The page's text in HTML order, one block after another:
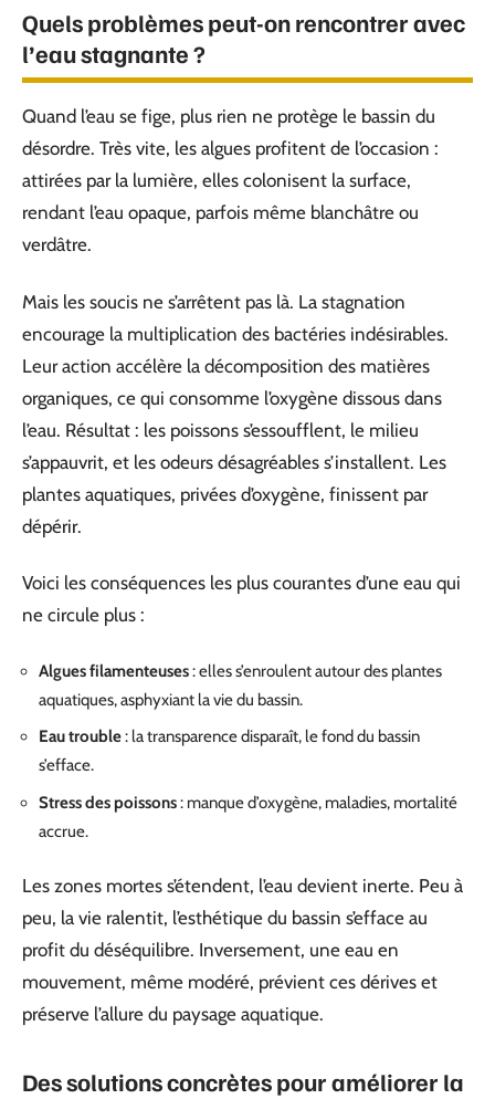
Quels problèmes peut-on rencontrer avec
l’eau stagnante ?
Quand l’eau se fige, plus rien ne protège le bassin du
désordre. Très vite, les algues profitent de l’occasion :
attirées par la lumière, elles colonisent la surface,
rendant l’eau opaque, parfois même blanchâtre ou
verdâtre.
Mais les soucis ne s’arrêtent pas là. La stagnation
encourage la multiplication des bactéries indésirables.
Leur action accélère la décomposition des matières
organiques, ce qui consomme l’oxygène dissous dans
l’eau. Résultat : les poissons s’essoufflent, le milieu
s’appauvrit, et les odeurs désagréables s’installent. Les
plantes aquatiques, privées d’oxygène, finissent par
dépérir.
Voici les conséquences les plus courantes d’une eau qui
ne circule plus :
Algues filamenteuses: elles s’enroulent autour des plantes
aquatiques, asphyxiant la vie du bassin.
Eau trouble: la transparence disparaît, le fond du bassin
s’efface.
Stress des poissons: manque d’oxygène, maladies, mortalité
accrue.
Les zones mortes s’étendent, l’eau devient inerte. Peu à
peu, la vie ralentit, l’esthétique du bassin s’efface au
profit du déséquilibre. Inversement, une eau en
mouvement, même modéré, prévient ces dérives et
préserve l’allure du paysage aquatique.
Des solutions concrètes pour améliorer la